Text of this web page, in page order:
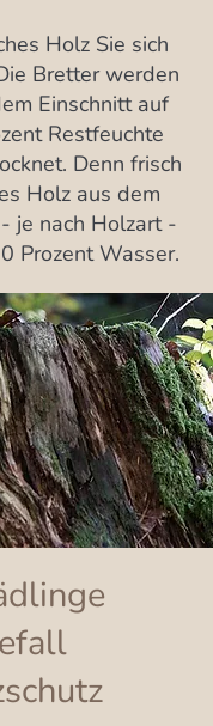
Holz Sie sich
Bretter werden
Einschnitt auf
Restfeuchte
Denn frisch
Holz aus dem
je nach Holzart -
Prozent Wasser.